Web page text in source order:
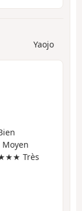
Yaojo
Très